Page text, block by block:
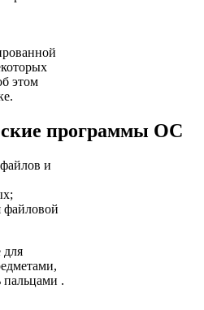
этом
программы OC
и
файловой
пальцами .